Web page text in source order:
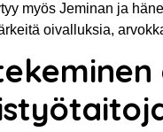
myös Jeminan ja
oivalluksia,